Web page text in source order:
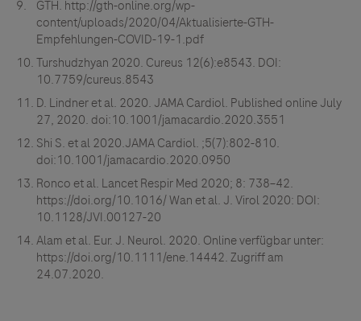
GTH. http://gth-online.org/wp-
content/uploads/2020/04/Aktualisierte-GTH-
Empfehlungen-COVID-19-1.pdf
Turshudzhyan 2020. Cureus 12(6):e8543. DOI:
10.7759/cureus.8543
D. Lindner et al. 2020. JAMA Cardiol. Published online July
27, 2020. doi:10.1001/jamacardio.2020.3551
Shi S. et al 2020.JAMA Cardiol. ;5(7):802-810.
doi:10.1001/jamacardio.2020.0950
Ronco et al. Lancet Respir Med 2020; 8: 738–42.
https://doi.org/10.1016/ Wan et al. J. Virol 2020: DOI:
10.1128/JVI.00127-20
Alam et al. Eur. J. Neurol. 2020. Online verfügbar unter:
https://doi.org/10.1111/ene.14442. Zugriff am
24.07.2020.